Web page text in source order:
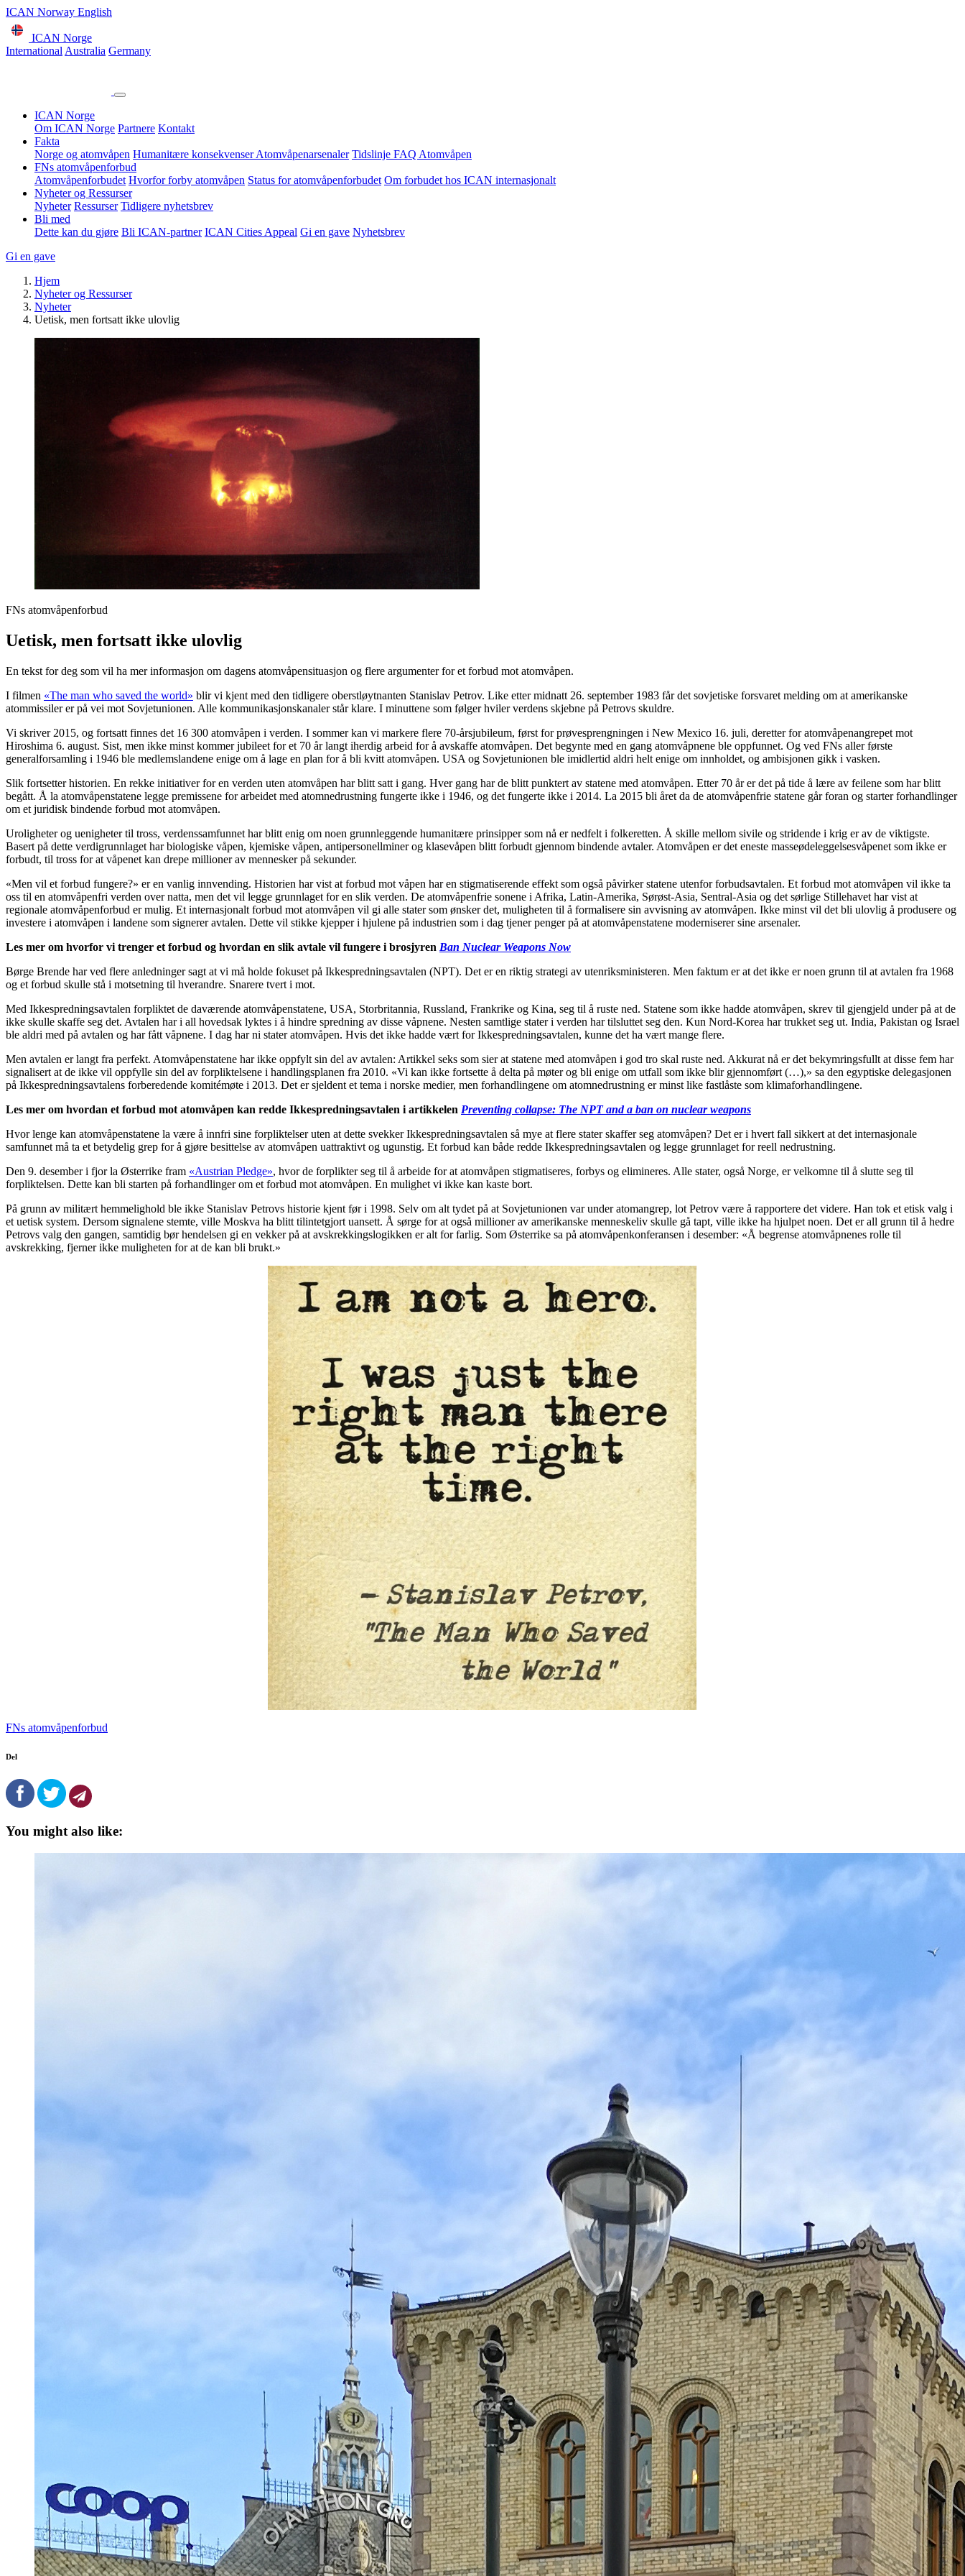
ICAN Norway English
ICAN Norge
International Australia Germany
ICAN Norge
Om ICAN Norge Partnere Kontakt
Fakta
Norge og atomvåpen Humanitære konsekvenserAtomvåpenarsenaler Tidslinje FAQ Atomvåpen
FNs atomvåpenforbud
Atomvåpenforbudet Hvorfor forby atomvåpen Status for atomvåpenforbudet Om forbudet hos ICAN internasjonalt
Nyheter og Ressurser
Nyheter Ressurser Tidligere nyhetsbrev
Bli med
Dette kan du gjøre Bli ICAN-partner ICAN Cities Appeal Gi en gave Nyhetsbrev
Gi en gave
Hjem
Nyheter og Ressurser
Nyheter
Uetisk, men fortsatt ikke ulovlig
FNs atomvåpenforbud
Uetisk, men fortsatt ikke ulovlig
En tekst for deg som vil ha mer informasjon om dagens atomvåpensituasjon og flere argumenter for et forbud mot atomvåpen.
I filmen «The man who saved the world» blir vi kjent med den tidligere oberstløytnanten Stanislav Petrov. Like etter midnatt 26. september 1983 får det sovjetiske forsvaret melding om at amerikanske
atommissiler er på vei mot Sovjetunionen. Alle kommunikasjonskanaler står klare. I minuttene som følger hviler verdens skjebne på Petrovs skuldre.
Vi skriver 2015, og fortsatt finnes det 16 300 atomvåpen i verden. I sommer kan vi markere flere 70-årsjubileum, først for prøvesprengningen i New Mexico 16. juli, deretter for atomvåpenangrepet mot
Hiroshima 6. august. Sist, men ikke minst kommer jubileet for et 70 år langt iherdig arbeid for å avskaffe atomvåpen. Det begynte med en gang atomvåpnene ble oppfunnet. Og ved FNs aller første
generalforsamling i 1946 ble medlemslandene enige om å lage en plan for å bli kvitt atomvåpen. USA og Sovjetunionen ble imidlertid aldri helt enige om innholdet, og ambisjonen gikk i vasken.
Slik fortsetter historien. En rekke initiativer for en verden uten atomvåpen har blitt satt i gang. Hver gang har de blitt punktert av statene med atomvåpen. Etter 70 år er det på tide å lære av feilene som har blitt
begått. Å la atomvåpenstatene legge premissene for arbeidet med atomnedrustning fungerte ikke i 1946, og det fungerte ikke i 2014. La 2015 bli året da de atomvåpenfrie statene går foran og starter forhandlinger
om et juridisk bindende forbud mot atomvåpen.
Uroligheter og uenigheter til tross, verdenssamfunnet har blitt enig om noen grunnleggende humanitære prinsipper som nå er nedfelt i folkeretten. Å skille mellom sivile og stridende i krig er av de viktigste.
Basert på dette verdigrunnlaget har biologiske våpen, kjemiske våpen, antipersonellminer og klasevåpen blitt forbudt gjennom bindende avtaler. Atomvåpen er det eneste masseødeleggelsesvåpenet som ikke er
forbudt, til tross for at våpenet kan drepe millioner av mennesker på sekunder.
«Men vil et forbud fungere?» er en vanlig innvending. Historien har vist at forbud mot våpen har en stigmatiserende effekt som også påvirker statene utenfor forbudsavtalen. Et forbud mot atomvåpen vil ikke ta
oss til en atomvåpenfri verden over natta, men det vil legge grunnlaget for en slik verden. De atomvåpenfrie sonene i Afrika, Latin-Amerika, Sørøst-Asia, Sentral-Asia og det sørlige Stillehavet har vist at
regionale atomvåpenforbud er mulig. Et internasjonalt forbud mot atomvåpen vil gi alle stater som ønsker det, muligheten til å formalisere sin avvisning av atomvåpen. Ikke minst vil det bli ulovlig å produsere og
investere i atomvåpen i landene som signerer avtalen. Dette vil stikke kjepper i hjulene på industrien som i dag tjener penger på at atomvåpenstatene moderniserer sine arsenaler.
Les mer om hvorfor vi trenger et forbud og hvordan en slik avtale vil fungere i brosjyren Ban Nuclear Weapons Now
Børge Brende har ved flere anledninger sagt at vi må holde fokuset på Ikkespredningsavtalen (NPT). Det er en riktig strategi av utenriksministeren. Men faktum er at det ikke er noen grunn til at avtalen fra 1968
og et forbud skulle stå i motsetning til hverandre. Snarere tvert i mot.
Med Ikkespredningsavtalen forpliktet de daværende atomvåpenstatene, USA, Storbritannia, Russland, Frankrike og Kina, seg til å ruste ned. Statene som ikke hadde atomvåpen, skrev til gjengjeld under på at de
ikke skulle skaffe seg det. Avtalen har i all hovedsak lyktes i å hindre spredning av disse våpnene. Nesten samtlige stater i verden har tilsluttet seg den. Kun Nord-Korea har trukket seg ut. India, Pakistan og Israel
ble aldri med på avtalen og har fått våpnene. I dag har ni stater atomvåpen. Hvis det ikke hadde vært for Ikkespredningsavtalen, kunne det ha vært mange flere.
Men avtalen er langt fra perfekt. Atomvåpenstatene har ikke oppfylt sin del av avtalen: Artikkel seks som sier at statene med atomvåpen i god tro skal ruste ned. Akkurat nå er det bekymringsfullt at disse fem har
signalisert at de ikke vil oppfylle sin del av forpliktelsene i handlingsplanen fra 2010. «Vi kan ikke fortsette å delta på møter og bli enige om utfall som ikke blir gjennomført (…),» sa den egyptiske delegasjonen
på Ikkespredningsavtalens forberedende komitémøte i 2013. Det er sjeldent et tema i norske medier, men forhandlingene om atomnedrustning er minst like fastlåste som klimaforhandlingene.
Les mer om hvordan et forbud mot atomvåpen kan redde Ikkespredningsavtalen i artikkelen Preventing collapse: The NPT and a ban on nuclear weapons
Hvor lenge kan atomvåpenstatene la være å innfri sine forpliktelser uten at dette svekker Ikkespredningsavtalen så mye at flere stater skaffer seg atomvåpen? Det er i hvert fall sikkert at det internasjonale
samfunnet må ta et betydelig grep for å gjøre besittelse av atomvåpen uattraktivt og ugunstig. Et forbud kan både redde Ikkespredningsavtalen og legge grunnlaget for reell nedrustning.
Den 9. desember i fjor la Østerrike fram «Austrian Pledge», hvor de forplikter seg til å arbeide for at atomvåpen stigmatiseres, forbys og elimineres. Alle stater, også Norge, er velkomne til å slutte seg til
forpliktelsen. Dette kan bli starten på forhandlinger om et forbud mot atomvåpen. En mulighet vi ikke kan kaste bort.
På grunn av militært hemmelighold ble ikke Stanislav Petrovs historie kjent før i 1998. Selv om alt tydet på at Sovjetunionen var under atomangrep, lot Petrov være å rapportere det videre. Han tok et etisk valg i
et uetisk system. Dersom signalene stemte, ville Moskva ha blitt tilintetgjort uansett. Å sørge for at også millioner av amerikanske menneskeliv skulle gå tapt, ville ikke ha hjulpet noen. Det er all grunn til å hedre
Petrovs valg den gangen, samtidig bør hendelsen gi en vekker på at avskrekkingslogikken er alt for farlig. Som Østerrike sa på atomvåpenkonferansen i desember: «Å begrense atomvåpnenes rolle til
avskrekking, fjerner ikke muligheten for at de kan bli brukt.»
FNs atomvåpenforbud
Del
You might also like: